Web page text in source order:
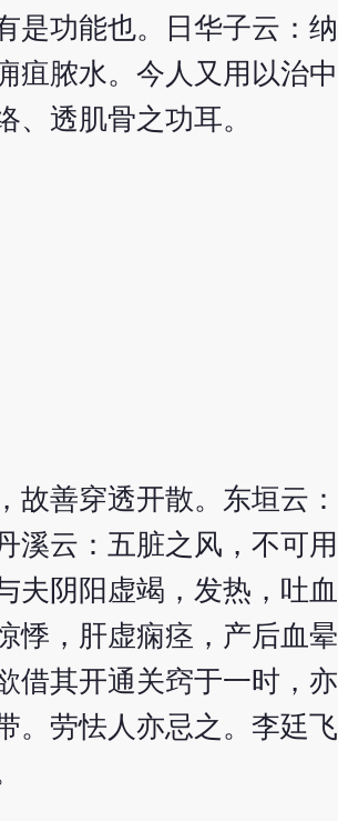
是功能也。日华子云：
疽脓水。今人又用以治中
透肌骨之功耳。
故善穿透开散。东垣云
溪云：五脏之风，不可
阴阳虚竭，发热，吐血
，肝虚痫痉，产后血晕
借其开通关窍于一时，
。劳怯人亦忌之。李廷飞